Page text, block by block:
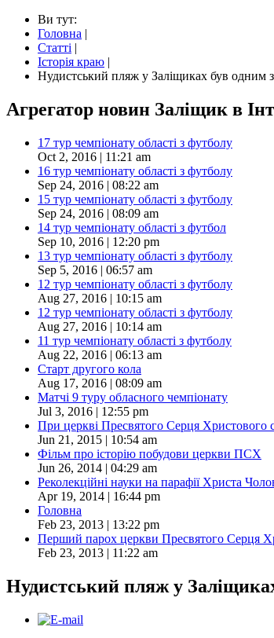
Ви тут:
Головна |
Статті |
Історія краю |
Нудистський пляж у Заліщиках був одним
Агрегатор новин Заліщик в
17 тур чемпіонату області з футболу
Oct 2, 2016 | 11:21 am
16 тур чемпіонату області з футболу
Sep 24, 2016 | 08:22 am
15 тур чемпіонату області з футболу
Sep 24, 2016 | 08:09 am
14 тур чемпіонату області з футбол
Sep 10, 2016 | 12:20 pm
13 тур чемпіонату області з футболу
Sep 5, 2016 | 06:57 am
12 тур чемпіонату області з футболу
Aug 27, 2016 | 10:15 am
12 тур чемпіонату області з футболу
Aug 27, 2016 | 10:14 am
11 тур чемпіонату області з футболу
Aug 22, 2016 | 06:13 am
Старт другого кола
Aug 17, 2016 | 08:09 am
Матчі 9 туру обласного чемпіонату
Jul 3, 2016 | 12:55 pm
При церкві Пресвятого Серця Христового
Jun 21, 2015 | 10:54 am
Фільм про історію побудови церкви ПСХ
Jun 26, 2014 | 04:29 am
Реколекційні науки на парафії Христа
Apr 19, 2014 | 16:44 pm
Головна
Feb 23, 2013 | 13:22 pm
Перший парох церкви Пресвятого Серця
Feb 23, 2013 | 11:22 am
Нудистський пляж у